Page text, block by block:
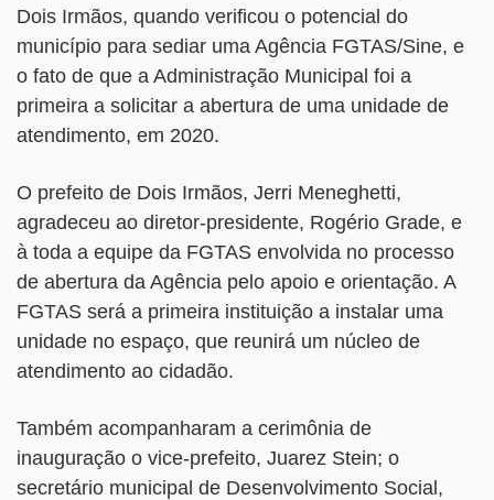
Dois Irmãos, quando verificou o potencial do
município para sediar uma Agência FGTAS/Sine, e
o fato de que a Administração Municipal foi a
primeira a solicitar a abertura de uma unidade de
atendimento, em 2020.
O prefeito de Dois Irmãos, Jerri Meneghetti,
agradeceu ao diretor-presidente, Rogério Grade, e
à toda a equipe da FGTAS envolvida no processo
de abertura da Agência pelo apoio e orientação. A
FGTAS será a primeira instituição a instalar uma
unidade no espaço, que reunirá um núcleo de
atendimento ao cidadão.
Também acompanharam a cerimônia de
inauguração o vice-prefeito, Juarez Stein; o
secretário municipal de Desenvolvimento Social,